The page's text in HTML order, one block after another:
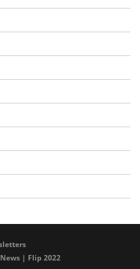
| Flip 2022